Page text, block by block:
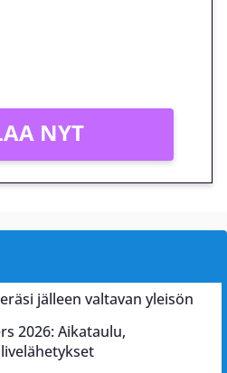
NYT
jälleen valtavan yleisön
2026: Aikataulu,